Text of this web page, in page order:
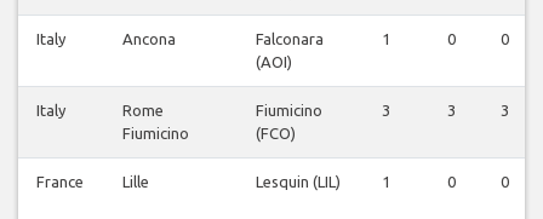
Italy Ancona
Falconara
(AOI)
1 0 0
Italy
Rome
Fiumicino
Fiumicino
(FCO)
3 3 3
France Lille Lesquin (LIL) 1 0 0